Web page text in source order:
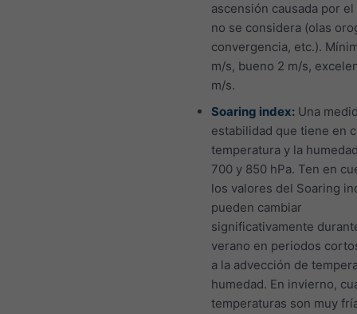
ascensión causada por
no se considera (olas
convergencia, etc.).
m/s, bueno 2 m/s,
m/s.
Soaring index: Una
estabilidad que tiene en
temperatura y la
700 y 850 hPa. Ten en
los valores del Soaring
pueden cambiar
significativamente
verano en periodos
a la advección de
humedad. En invierno,
temperaturas son muy